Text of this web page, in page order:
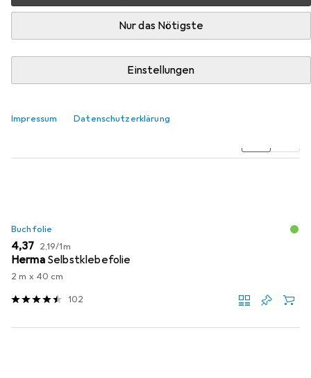
Nur das Nötigste
Einstellungen
Impressum Datenschutzerklärung
Hier findest du passendes Zubehör zum Produkt
Schröder:Plaudereien in der Dorfkneipe aus den
Buchfolie
EUR
4,37 EUR
2,19/1m
Herma Selbstklebefolie
2 m x 40 cm
102